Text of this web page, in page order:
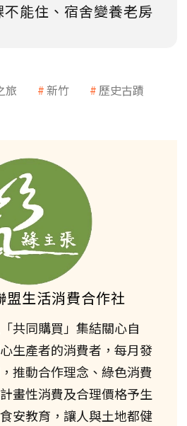
能住、宿舍變養老房
旅 新竹
歷史古蹟
盟生活消費合作社
共同購買」集結關心自
生產者的消費者，每月發
推動合作理念、綠色消費
畫性消費及合理價格予生
安教育，讓人與土地都健